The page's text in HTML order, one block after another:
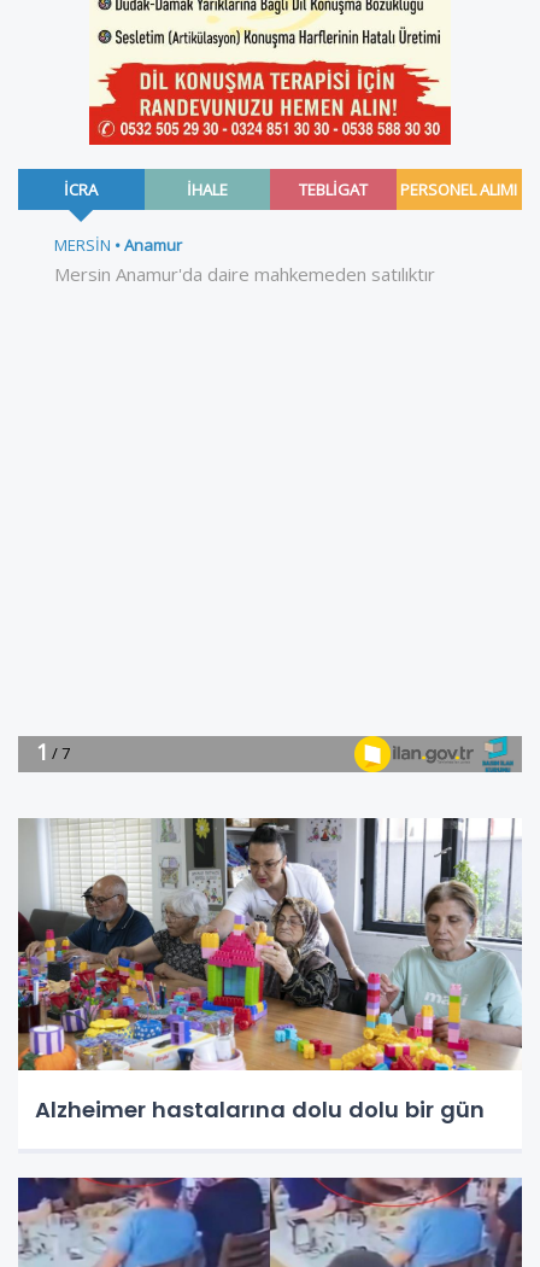
Alzheimer hastalarına dolu dolu bir gün